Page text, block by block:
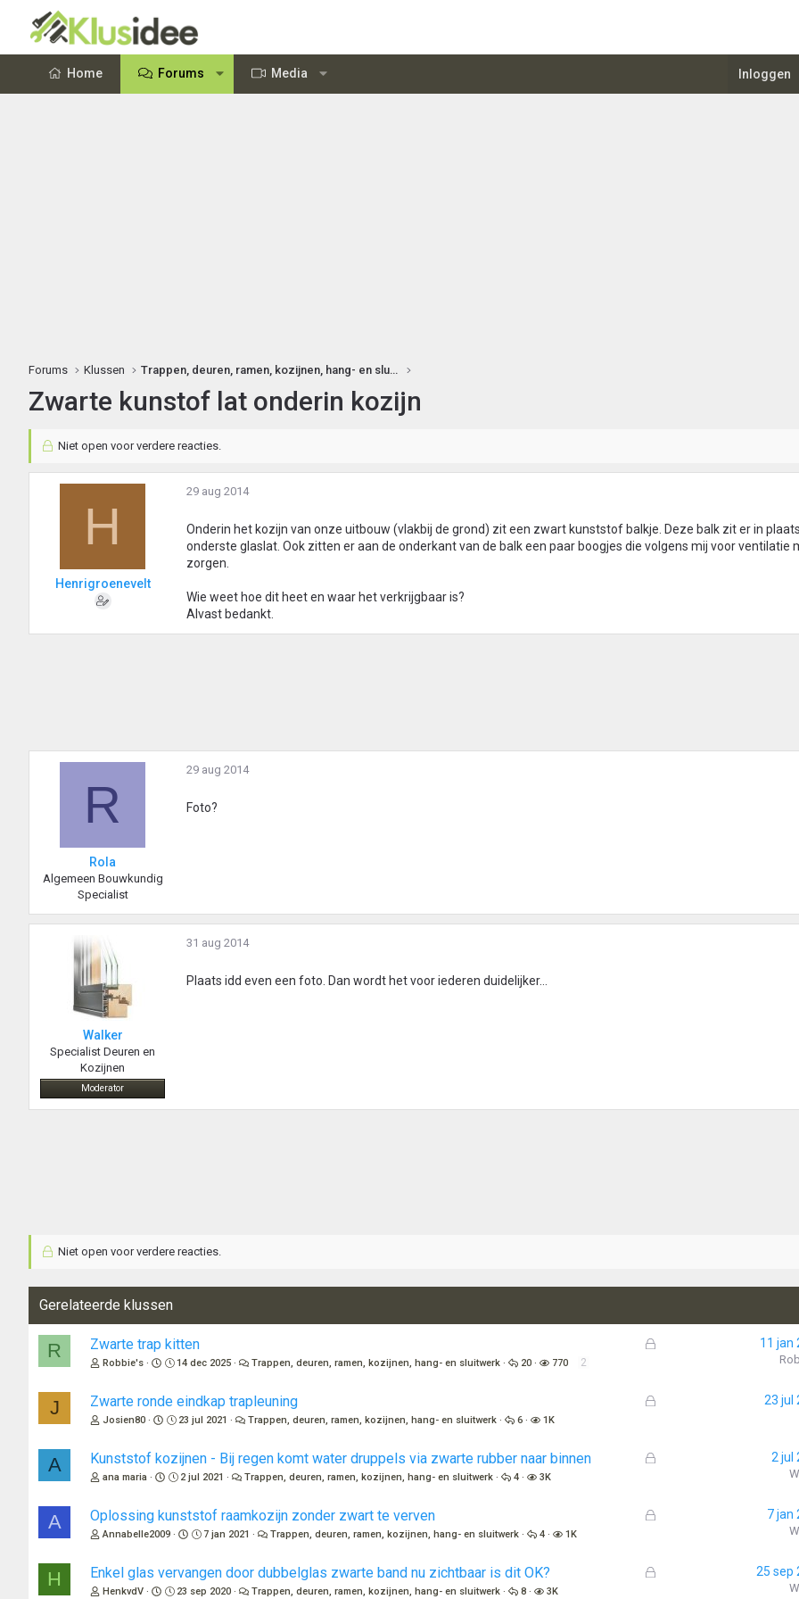
Home Forums Media Inloggen
Forums Klussen Trappen, deuren, ramen, kozijnen, hang- en sluitwerk
Zwarte kunstof lat onderin kozijn
Niet open voor verdere reacties.
H
Henrigroenevelt
29 aug 2014
Onderin het kozijn van onze uitbouw (vlakbij de grond) zit een zwart kunststof balkje. Deze balk zit er in
onderste glaslat. Ook zitten er aan de onderkant van de balk een paar boogjes die volgens mij voor ventilatie
zorgen.
Wie weet hoe dit heet en waar het verkrijgbaar is?
Alvast bedankt.
R
Rola
Algemeen Bouwkundig
Specialist
29 aug 2014
Foto?
Walker
Specialist Deuren en
Kozijnen
Moderator
31 aug 2014
Plaats idd even een foto. Dan wordt het voor iederen duidelijker...
Niet open voor verdere reacties.
Gerelateerde klussen
R
G
o
n
Zwarte trap kitten
Robbie's 14 dec 2025 Trappen, deuren, ramen, kozijnen, hang- en sluitwerk 20 770 2
11 jan
J
G
o
n
Zwarte ronde eindkap trapleuning
Josien80 23 jul 2021 Trappen, deuren, ramen, kozijnen, hang- en sluitwerk 6 1K
23 jul
A
G
o
n
Kunststof kozijnen - Bij regen komt water druppels via zwarte rubber naar binnen
ana maria 2 jul 2021 Trappen, deuren, ramen, kozijnen, hang- en sluitwerk 4 3K
2 jul
A
G
o
Oplossing kunststof raamkozijn zonder zwart te verven
Annabelle2009 7 jan 2021 Trappen, deuren, ramen, kozijnen, hang- en sluitwerk 4 1K
7 jan
H
G
Enkel glas vervangen door dubbelglas zwarte band nu zichtbaar is dit OK?
HenkvdV 23 sep 2020 Trappen, deuren, ramen, kozijnen, hang- en sluitwerk 8 3K
25 sep